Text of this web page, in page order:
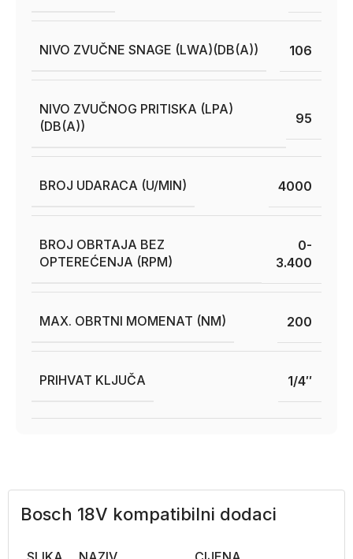
NIVO ZVUČNE SNAGE (LWA)(DB(A)) 106
NIVO ZVUČNOG PRITISKA (LPA)
(DB(A))
95
BROJ UDARACA (U/MIN) 4000
BROJ OBRTAJA BEZ
OPTEREĆENJA (RPM)
0-
3.400
MAX. OBRTNI MOMENAT (NM) 200
PRIHVAT KLJUČA 1/4″
Bosch 18V kompatibilni dodaci